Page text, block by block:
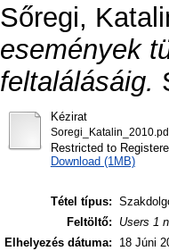
Sőregi,
események
feltalálásáig.
Kézirat
Restricted to
Download (1MB)
Tétel típus:
Feltöltő:
Users 1
Elhelyezés dátuma:
18 Júni